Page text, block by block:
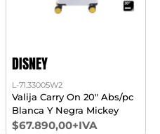
DISNEY
L-71.33005W2
Valija Carry On 20" Abs/pc
Blanca Y Negra Mickey
$67.890,00+IVA